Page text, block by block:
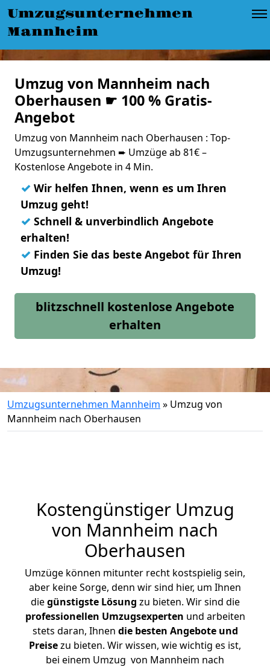
Umzugsunternehmen
Mannheim
Umzug von Mannheim nach
Oberhausen ☛ 100 % Gratis-
Angebot
Umzug von Mannheim nach Oberhausen : Top-
Umzugsunternehmen ➨ Umzüge ab 81€ –
Kostenlose Angebote in 4 Min.
✓ Wir helfen Ihnen, wenn es um Ihren
Umzug geht!
✓ Schnell & unverbindlich Angebote
erhalten!
✓ Finden Sie das beste Angebot für Ihren
Umzug!
blitzschnell kostenlose Angebote
erhalten
Umzugsunternehmen Mannheim » Umzug von
Mannheim nach Oberhausen
Kostengünstiger Umzug
von Mannheim nach
Oberhausen
Umzüge können mitunter recht kostspielig sein,
aber keine Sorge, denn wir sind hier, um Ihnen
diegünstigste Lösung zu bieten. Wir sind die
professionellen Umzugsexperten und arbeiten
stets daran, Ihnen die besten Angebote und
Preisezu bieten. Wir wissen, wie wichtig es ist,
bei einem Umzug von Mannheim nach